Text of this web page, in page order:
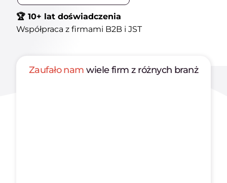
🏆 10+ lat doświadczenia
Współpraca z firmami B2B i JST
Zaufało nam wiele firm z różnych branż